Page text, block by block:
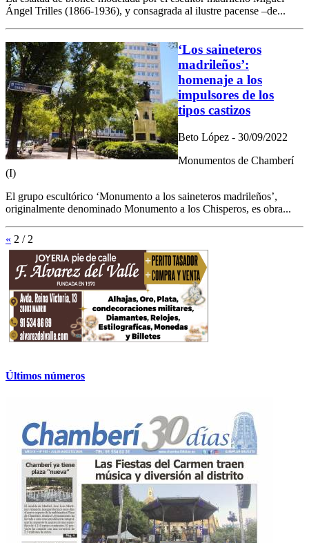
Ángel Trilles (1866-1936), y consagrada al ilustre pacense –de...
‘Los saineteros
madrileños’:
homenaje a los
impulsores de los
tipos castizos
Beto López - 30/09/2022
Monumentos de Chamberí
(I)
El grupo escultórico ‘Monumento a los saineteros madrileños’,
originalmente denominado Monumento a los Chisperos, es obra...
« 2 / 2
Últimos números